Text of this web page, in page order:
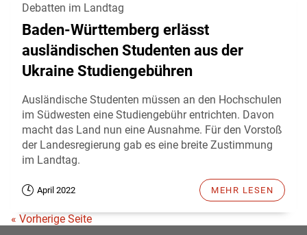
Debatten im Landtag
Baden-Württemberg erlässt
ausländischen Studenten aus der
Ukraine Studiengebühren
Ausländische Studenten müssen an den Hochschulen
im Südwesten eine Studiengebühr entrichten. Davon
macht das Land nun eine Ausnahme. Für den Vorstoß
der Landesregierung gab es eine breite Zustimmung
im Landtag.
April 2022 MEHR LESEN
« Vorherige Seite